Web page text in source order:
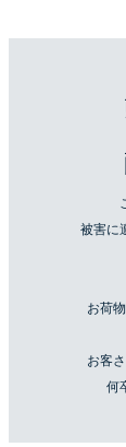
被害に
お荷
お客
何